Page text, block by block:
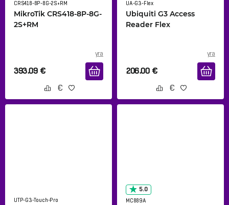
CRS418-8P-8G-2S+RM
MikroTik CRS418-8P-8G-
2S+RM
yra
393.09 €
UA-G3-Flex
Ubiquiti G3 Access
Reader Flex
yra
206.00 €
UTP-G3-Touch-Pro
5.0
MC889A